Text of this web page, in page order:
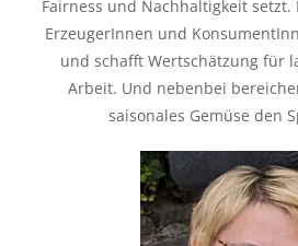
Fairness und Nachhaltigkeit setzt.
ErzeugerInnen und
und schafft Wertschätzung für
Arbeit. Und nebenbei
saisonales Gemüse den